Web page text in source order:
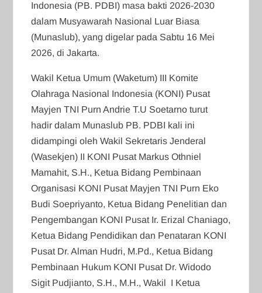
Indonesia (PB. PDBI) masa bakti 2026-2030
dalam Musyawarah Nasional Luar Biasa
(Munaslub), yang digelar pada Sabtu 16 Mei
2026, di Jakarta.
Wakil Ketua Umum (Waketum) III Komite
Olahraga Nasional Indonesia (KONI) Pusat
Mayjen TNI Purn Andrie T.U Soetarno turut
hadir dalam Munaslub PB. PDBI kali ini
didampingi oleh Wakil Sekretaris Jenderal
(Wasekjen) II KONI Pusat Markus Othniel
Mamahit, S.H., Ketua Bidang Pembinaan
Organisasi KONI Pusat Mayjen TNI Purn Eko
Budi Soepriyanto, Ketua Bidang Penelitian dan
Pengembangan KONI Pusat Ir. Erizal Chaniago,
Ketua Bidang Pendidikan dan Penataran KONI
Pusat Dr. Alman Hudri, M.Pd., Ketua Bidang
Pembinaan Hukum KONI Pusat Dr. Widodo
Sigit Pudjianto, S.H., M.H., Wakil I Ketua